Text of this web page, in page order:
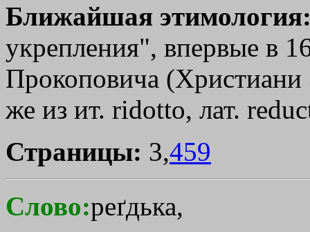
Ближайшая
укрепления", впервые в
Прокоповича
же из ит. ridotto, лат.
Страницы: 3,459
Слово:реґдька,